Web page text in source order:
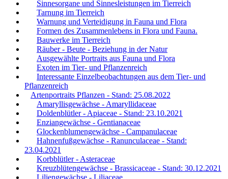
Sinnesorgane und Sinnesleistungen im Tierreich
Tarnung im Tierreich
Warnung und Verteidigung in Fauna und Flora
Formen des Zusammenlebens in Flora und Fauna.
Bauwerke im Tierreich
Räuber - Beute - Beziehung in der Natur
Ausgewählte Portraits aus Fauna und Flora
Exoten im Tier- und Pflanzenreich
Interessante Einzelbeobachtungen aus dem Tier- und
Pflanzenreich
Artenportraits Pflanzen - Stand: 25.08.2022
Amaryllisgewächse - Amaryllidaceae
Doldenblütler - Apiaceae - Stand: 23.10.2021
Enziangewächse - Gentianaceae
Glockenblumengewächse - Campanulaceae
Hahnenfußgewächse - Ranunculaceae - Stand:
23.04.2021
Korbblütler - Asteraceae
Kreuzblütengewächse - Brassicaceae - Stand: 30.12.2021
Liliengewächse - Liliaceae